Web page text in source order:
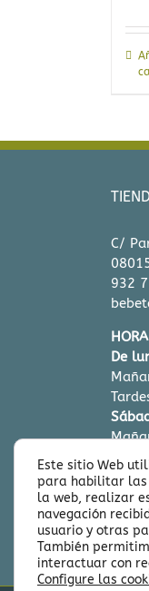
C/
932
De
Este sitio Web
para habilitar las
la web, realizar
navegación
usuario y otras
También
interactuar con
Configure las